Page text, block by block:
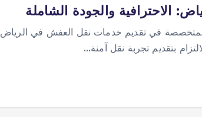
الاحترافية والجودة الشاملة
في تقديم خدمات نقل العفش في الرياض
بتقديم تجربة نقل آمنة…